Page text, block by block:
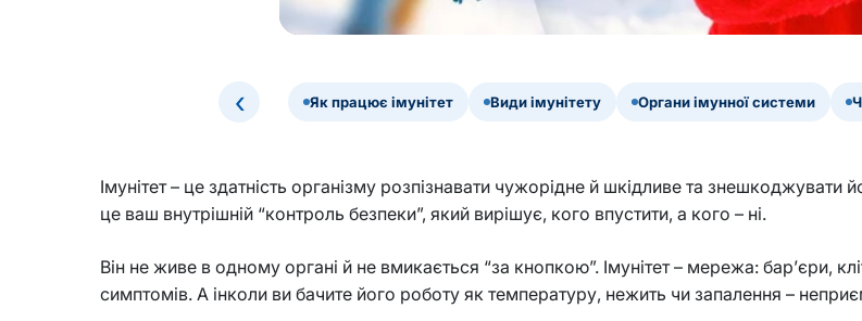
Як працює імунітет Види імунітету Органи імунної системи
‹
Імунітет – це здатність організму розпізнавати чужорідне й шкідливе та знешкоджувати
це ваш внутрішній “контроль безпеки”, який вирішує, кого впустити, а кого – ні.
Він не живе в одному органі й не вмикається “за кнопкою”. Імунітет – мережа: бар’єри,
симптомів. А інколи ви бачите його роботу як температуру, нежить чи запалення –